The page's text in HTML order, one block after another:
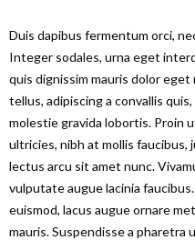
Duis dapibus fermentum orci,
Integer sodales, urna eget
quis dignissim mauris dolor eget
tellus, adipiscing a convallis
molestie gravida lobortis. Proin
ultricies, nibh at mollis
lectus arcu sit amet nunc.
vulputate augue lacinia
euismod, lacus augue ornare
mauris. Suspendisse a pharetra